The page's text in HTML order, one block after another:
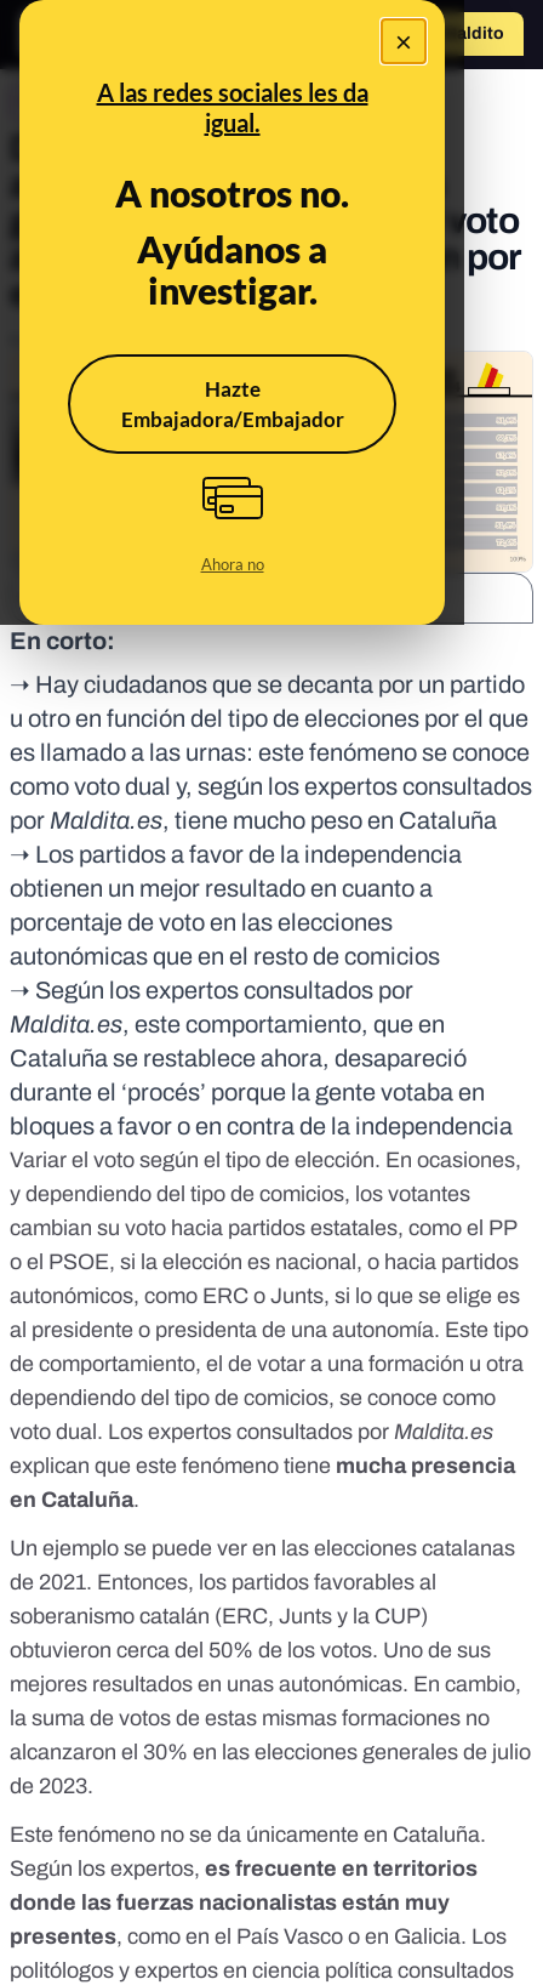
×
A las redes sociales les da
igual.
A nosotros no.
Ayúdanos a
investigar.
Hazte
Embajadora/Embajador
Ahora no
Hazte Maldito
CONTROL DEL PODER
De sacar el 48% en las
autonómicas al 27% en las
generales: cómo fluctúa el voto
al independentismo catalán por
el voto dual
En corto:
➝ Hay ciudadanos que se decanta por un partido
u otro en función del tipo de elecciones por el que
es llamado a las urnas: este fenómeno se conoce
como voto dual y, según los expertos consultados
por Maldita.es, tiene mucho peso en Cataluña
➝ Los partidos a favor de la independencia
obtienen un mejor resultado en cuanto a
porcentaje de voto en las elecciones
autonómicas que en el resto de comicios
➝ Según los expertos consultados por
Maldita.es, este comportamiento, que en
Cataluña se restablece ahora, desapareció
durante el ‘procés’ porque la gente votaba en
bloques a favor o en contra de la independencia
Variar el voto según el tipo de elección. En ocasiones,
y dependiendo del tipo de comicios, los votantes
cambian su voto hacia partidos estatales, como el PP
o el PSOE, si la elección es nacional, o hacia partidos
autonómicos, como ERC o Junts, si lo que se elige es
al presidente o presidenta de una autonomía. Este tipo
de comportamiento, el de votar a una formación u otra
dependiendo del tipo de comicios, se conoce como
voto dual. Los expertos consultados por Maldita.es
explican que este fenómeno tiene mucha presencia
en Cataluña.
Un ejemplo se puede ver en las elecciones catalanas
de 2021. Entonces, los partidos favorables al
soberanismo catalán (ERC, Junts y la CUP)
obtuvieron cerca del 50% de los votos. Uno de sus
mejores resultados en unas autonómicas. En cambio,
la suma de votos de estas mismas formaciones no
alcanzaron el 30% en las elecciones generales de julio
de 2023.
Este fenómeno no se da únicamente en Cataluña.
Según los expertos, es frecuente en territorios
donde las fuerzas nacionalistas están muy
presentes, como en el País Vasco o en Galicia. Los
politólogos y expertos en ciencia política consultados